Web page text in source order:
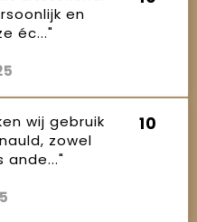
en
éc..."
wij gebruik
zowel
ande..."
10